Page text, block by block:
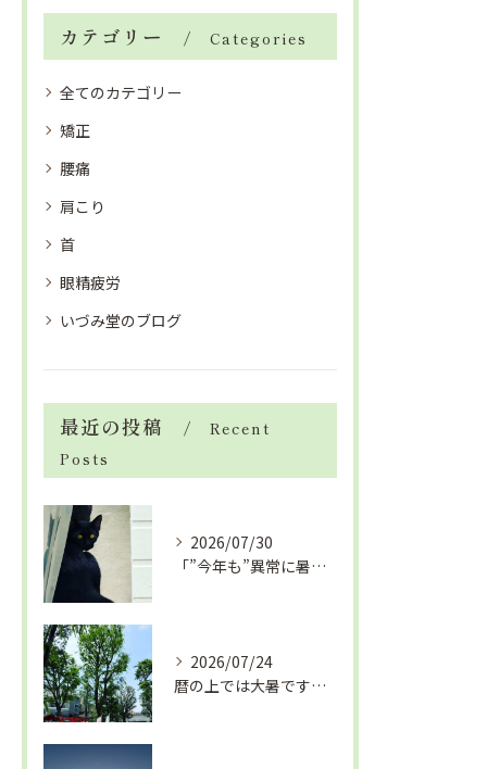
カテゴリー Categories
全てのカテゴリー
矯正
腰痛
肩こり
首
眼精疲労
いづみ堂のブログ
最近の投稿
Recent
Posts
2026/07/30
「”今年も”異常に暑い夏」酷暑+冷房＝夏風邪、腰痛、ひざの痛...
2026/07/24
暦の上では大暑です！腰痛や肩こりから来る頭痛